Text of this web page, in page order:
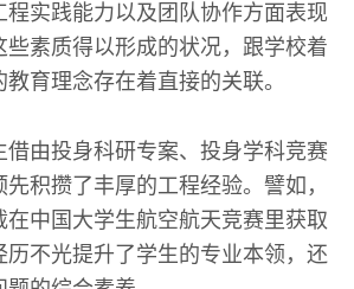
程实践能力以及团队协作方面表现
些素质得以形成的状况，跟学校着
育理念存在着直接的关联。
借由投身科研专案、投身学科竞赛
积攒了丰厚的工程经验。譬如，
在中国大学生航空航天竞赛里获取
历不光提升了学生的专业本领，还